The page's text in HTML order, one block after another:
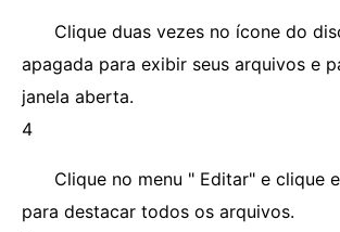
Clique duas vezes no ícone do
apagada para exibir seus arquivos e
janela aberta.
4
Clique no menu " Editar" e clique
para destacar todos os arquivos.